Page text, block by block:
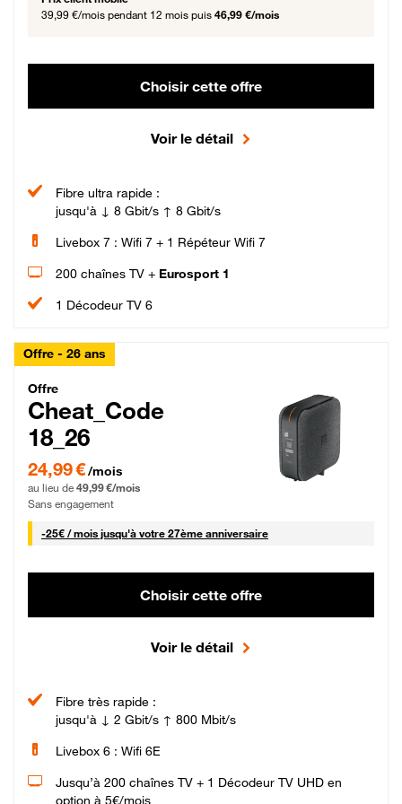
39,99 €/mois pendant 12 mois puis 46,99 €/mois
Choisir cette offre
Voir le détail
Fibre ultra rapide :
jusqu'à ↓ 8 Gbit/s ↑ 8 Gbit/s
Livebox 7 : Wifi 7 + 1 Répéteur Wifi 7
200 chaînes TV + Eurosport 1
1 Décodeur TV 6
Offre - 26 ans
Cheat_Code Fibre_18_26
Offre
Cheat_Code
18_26
24,99 € par mois pendant 0 mois puis 49,99 € par mois, Sans engagement
24,99 €/mois
au lieu de 49,99 €/mois
Sans engagement
-25€ / mois25 € par mois
jusqu'à votre 27ème anniversaire
Choisir cette offre
Voir le détail
Fibre très rapide :
jusqu'à ↓ 2 Gbit/s ↑ 800 Mbit/s
Livebox 6 : Wifi 6E
Jusqu’à 200 chaînes TV + 1 Décodeur TV UHD en
option à 5€/mois